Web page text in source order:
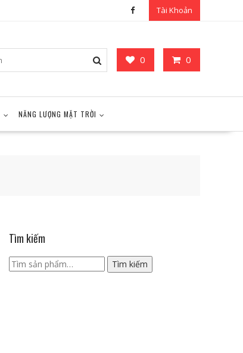
Tài Khoản
0 0
NĂNG LƯỢNG MẶT TRỜI
Tìm kiếm
Tìm
kiếm:
Tìm kiếm